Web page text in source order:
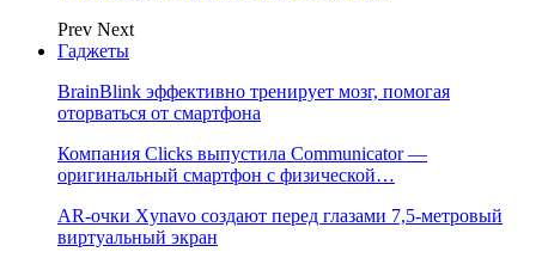
Prev Next
Гаджеты
BrainBlink эффективно тренирует мозг, помогая
оторваться от смартфона
Компания Clicks выпустила Communicator —
оригинальный смартфон с физической…
AR-очки Xynavo создают перед глазами 7,5-метровый
виртуальный экран